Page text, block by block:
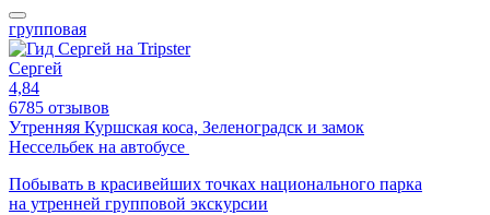
групповая
Сергей
4,84
6785 отзывов
Утренняя Куршская коса, Зеленоградск и замок
Нессельбек на автобусе
Побывать в красивейших точках национального парка
на утренней групповой экскурсии